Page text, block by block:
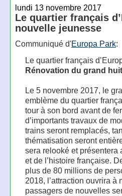
lundi 13 novembre 2017
Le quartier français
nouvelle jeunesse
Communiqué d'Europa Park:
Le quartier français
Rénovation du grand
Le 5 novembre 2017, le
emblème du quartier
tour à son bord avant de
d’importants travaux de
trains seront remplacés,
thématisation seront
sera relooké et présentera
et de l’histoire française.
plus de 80 millions de
2018, l’attraction ouvrira à
passagers de nouvelles